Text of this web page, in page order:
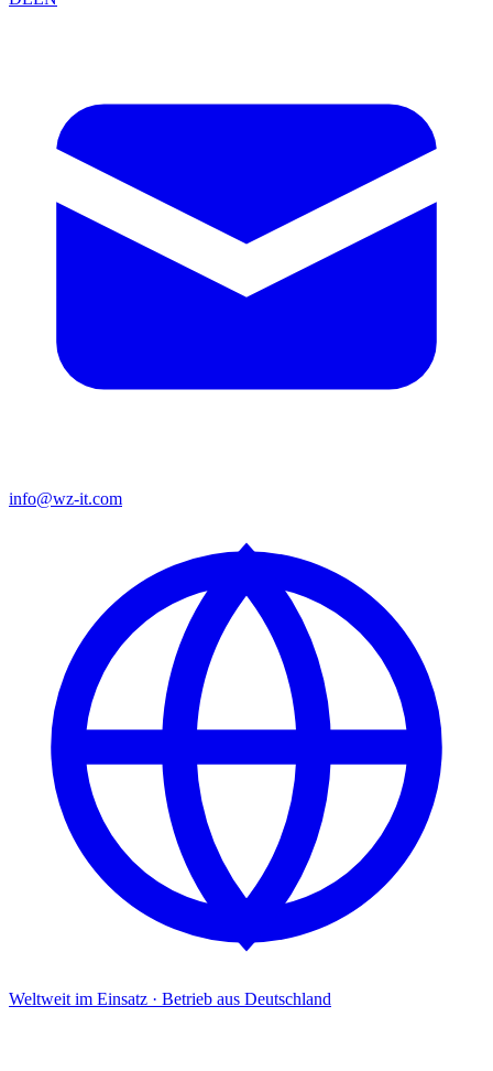
info@wz-it.com
Weltweit im Einsatz · Betrieb aus Deutschland